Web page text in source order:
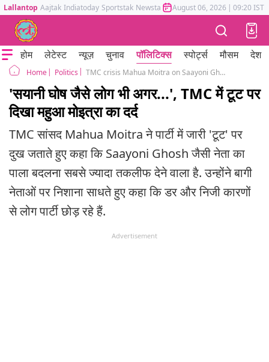
Lallantop Aajtak Indiatoday Sportstak Newstak Mumbai Tak Astrotak
August 06, 2026 | 09:20 IST
होम लेटेस्ट न्यूज़ चुनाव पॉलिटिक्स स्पोर्ट्स मौसम देश
Home Politics TMC crisis Mahua Moitra on Saayoni Ghosh defection West Bengal politics
'सयानी घोष जैसे लोग भी अगर...', TMC में टूट पर
दिखा महुआ मोइत्रा का दर्द
TMC सांसद Mahua Moitra ने पार्टी में जारी 'टूट' पर
दुख जताते हुए कहा कि Saayoni Ghosh जैसी नेता का
पाला बदलना सबसे ज्यादा तकलीफ देने वाला है. उन्होंने बागी
नेताओं पर निशाना साधते हुए कहा कि डर और निजी कारणों
से लोग पार्टी छोड़ रहे हैं.
Advertisement